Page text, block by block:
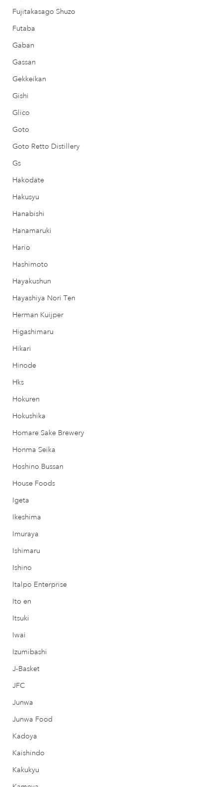
Fujitakasago Shuzo
Futaba
Gaban
Gassan
Gekkeikan
Gishi
Glico
Goto
Goto Retto Distillery
Gs
Hakodate
Hakusyu
Hanabishi
Hanamaruki
Hario
Hashimoto
Hayakushun
Hayashiya Nori Ten
Herman Kuijper
Higashimaru
Hikari
Hinode
Hks
Hokuren
Hokushika
Homare Sake Brewery
Honma Seika
Hoshino Bussan
House Foods
Igeta
Ikeshima
Imuraya
Ishimaru
Ishino
Italpo Enterprise
Ito en
Itsuki
Iwai
Izumibashi
J-Basket
JFC
Junwa
Junwa Food
Kadoya
Kaishindo
Kakukyu